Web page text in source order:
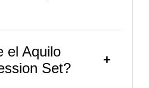
el Aquilo
Set?